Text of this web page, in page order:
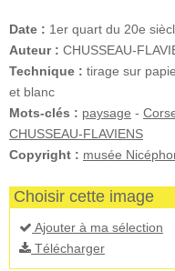
Date : 1er quart du 20e
Auteur : CHUSSEAU-
Technique : tirage sur
et blanc
Mots-clés : paysage -
CHUSSEAU-FLAVIENS
Copyright : musée
Choisir cette image
Ajouter à ma sélection
Télécharger